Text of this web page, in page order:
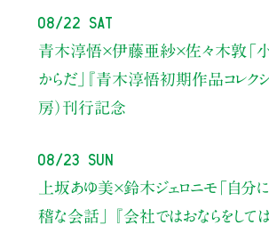
08/22 Sat
青木淳悟×伊藤亜紗×佐々木敦
からだ」
『青木淳悟初期作品コレク
房）刊行記念
08/23 Sun
上坂あゆ美×鈴木ジェロニモ 「自分
稽な会話」
『会社ではおならをしては